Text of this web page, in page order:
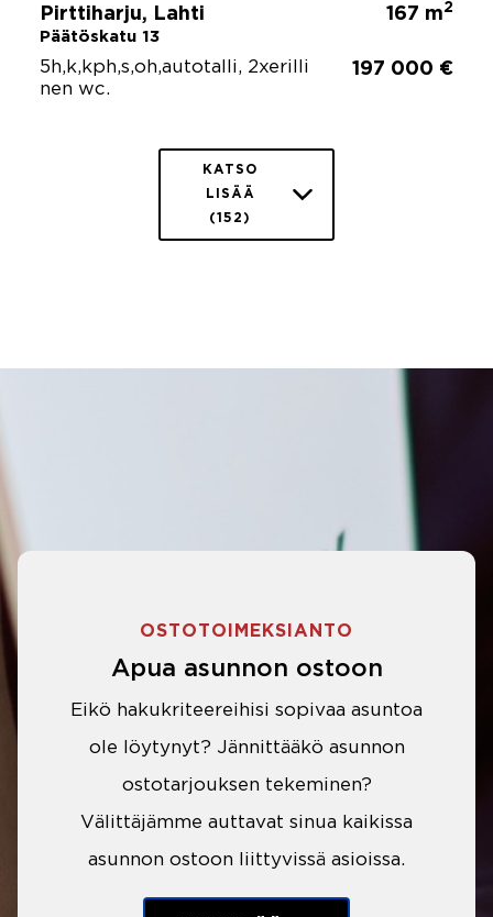
Pirttiharju, Lahti
Päätöskatu 13
167 m2
5h,k,kph,s,oh,autotalli, 2xerilli
nen wc.
197 000 €
KATSO
LISÄÄ
(152)
OSTOTOIMEKSIANTO
Apua asunnon ostoon
Eikö hakukriteereihisi sopivaa asuntoa
ole löytynyt? Jännittääkö asunnon
ostotarjouksen tekeminen?
Välittäjämme auttavat sinua kaikissa
asunnon ostoon liittyvissä asioissa.